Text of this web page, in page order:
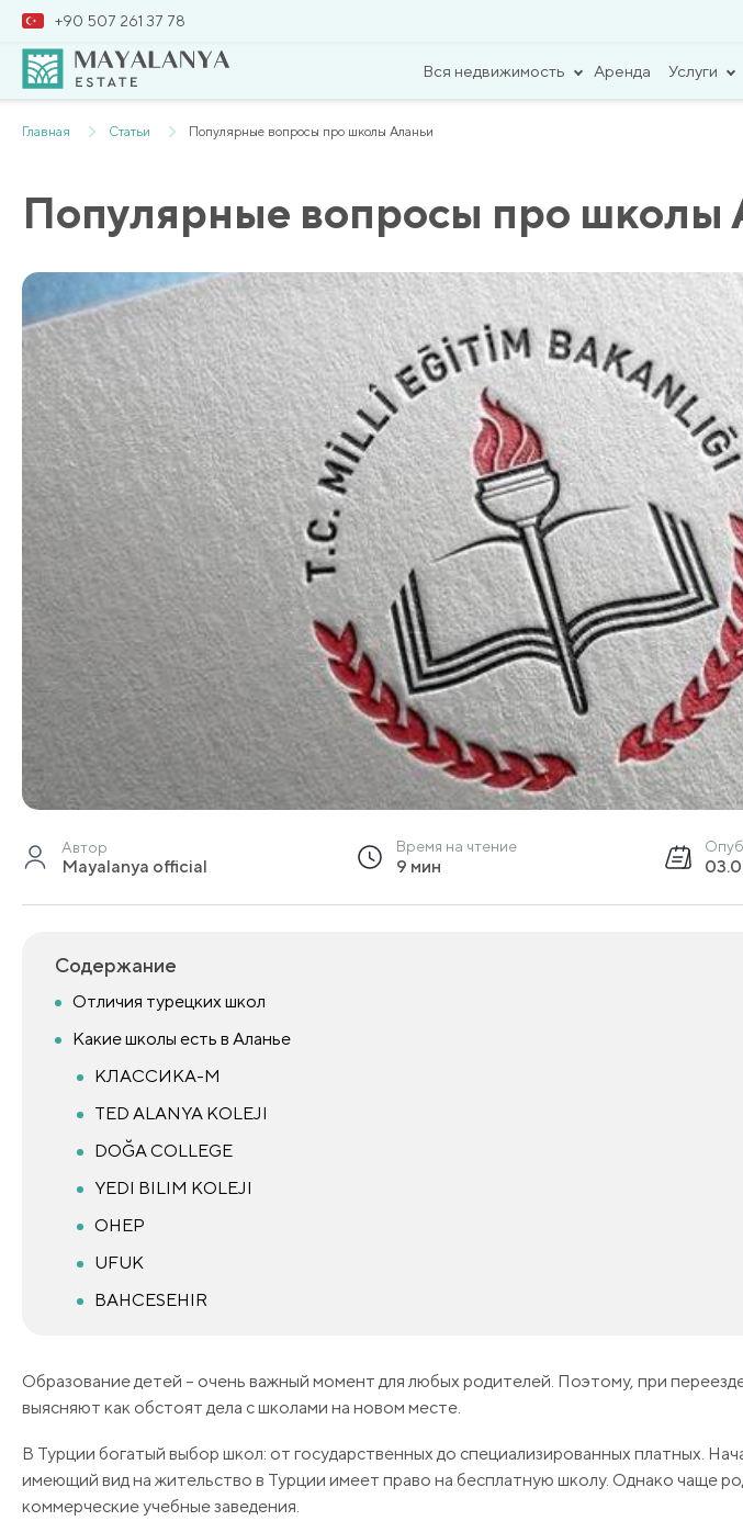
+90 507 261 37 78
Вся недвижимость Аренда Услуги
Главная Статьи Популярные вопросы про школы Аланьи
Популярные вопросы про школы
Автор
Mayalanya official
Время на чтение
9 мин
Содержание
Отличия турецких школ
Какие школы есть в Аланье
КЛАССИКА-М
TED ALANYA KOLEJI
DOĞA COLLEGE
YEDI BILIM KOLEJI
OHEP
UFUK
BAHCESEHIR
Образование детей – очень важный момент для любых родителей. Поэтому, при
выясняют как обстоят дела с школами на новом месте.
В Турции богатый выбор школ: от государственных до специализированных платных.
имеющий вид на жительство в Турции имеет право на бесплатную школу. Однако чаще
коммерческие учебные заведения.